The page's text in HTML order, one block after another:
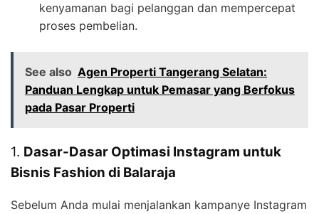
kenyamanan bagi pelanggan dan mempercepat
proses pembelian.
See also Agen Properti Tangerang Selatan:
Panduan Lengkap untuk Pemasar yang Berfokus
pada Pasar Properti
1. Dasar-Dasar Optimasi Instagram untuk
Bisnis Fashion di Balaraja
Sebelum Anda mulai menjalankan kampanye Instagram